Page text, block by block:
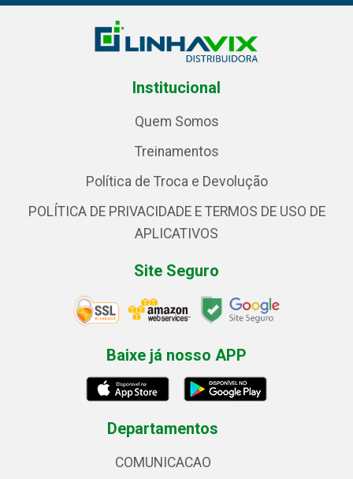
Institucional
Quem Somos
Treinamentos
Política de Troca e Devolução
POLÍTICA DE PRIVACIDADE E TERMOS DE USO DE
APLICATIVOS
Site Seguro
Baixe já nosso APP
Departamentos
COMUNICACAO